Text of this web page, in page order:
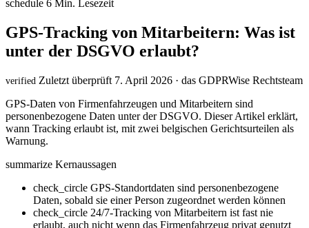
schedule 6 Min. Lesezeit
GPS-Tracking von Mitarbeitern: Was ist
unter der DSGVO erlaubt?
verified Zuletzt überprüft 7. April 2026 · das GDPRWise Rechtsteam
GPS-Daten von Firmenfahrzeugen und Mitarbeitern sind
personenbezogene Daten unter der DSGVO. Dieser Artikel erklärt,
wann Tracking erlaubt ist, mit zwei belgischen Gerichtsurteilen als
Warnung.
summarize Kernaussagen
check_circle GPS-Standortdaten sind personenbezogene
Daten, sobald sie einer Person zugeordnet werden können
check_circle 24/7-Tracking von Mitarbeitern ist fast nie
erlaubt, auch nicht wenn das Firmenfahrzeug privat genutzt